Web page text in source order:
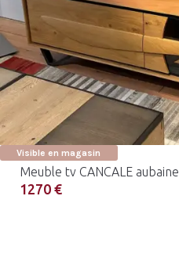
Visible en magasin
Meuble tv CANCALE aubaine
1270 €